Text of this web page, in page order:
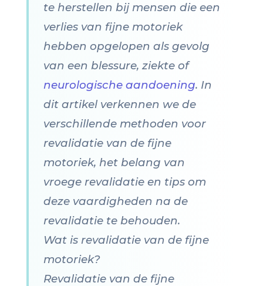
te herstellen bij mensen die een
verlies van fijne motoriek
hebben opgelopen als gevolg
van een blessure, ziekte of
neurologische aandoening. In
dit artikel verkennen we de
verschillende methoden voor
revalidatie van de fijne
motoriek, het belang van
vroege revalidatie en tips om
deze vaardigheden na de
revalidatie te behouden.
Wat is revalidatie van de fijne
motoriek?
Revalidatie van de fijne